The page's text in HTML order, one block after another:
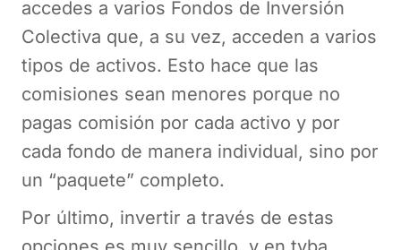
accedes a varios Fondos de Inversión
Colectiva que, a su vez, acceden a varios
tipos de activos. Esto hace que las
comisiones sean menores porque no
pagas comisión por cada activo y por
cada fondo de manera individual, sino por
un “paquete” completo.
Por último, invertir a través de estas